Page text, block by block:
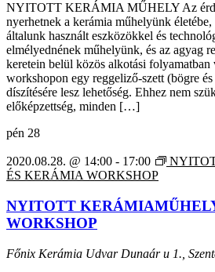
NYITOTT KERÁMIA MŰHELY Az
nyerhetnek a kerámia műhelyünk
általunk használt eszközökkel és
elmélyednének műhelyünk, és az agyag
keretein belül közös alkotási folyamatban
workshopon egy reggeliző-szett (bögre
díszítésére lesz lehetőség. Ehhez nem
előképzettség, minden […]
pén 28
2020.08.28. @ 14:00 - 17:00
ÉS KERÁMIA WORKSHOP
NYITOTT
WORKSHOP
Főnix Kerámia Udvar Dunaár u 1.,